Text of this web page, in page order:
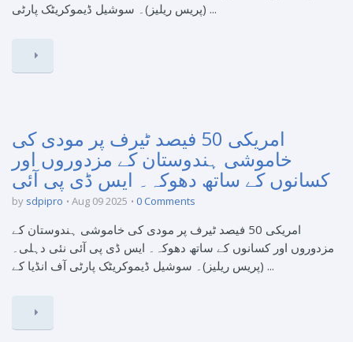
(پریس ریلیز)۔ سوشیل ڈیموکریٹک پارٹی ...
امریکی 50 فیصد ٹیرف پر مودی کی
خاموشی ہندوستان کے مزدوروں اور
کسانوں کے ساتھ دھوکہ۔ ایس ڈی پی آئی
by sdpipro Aug 09 2025 0 Comments
امریکی 50 فیصد ٹیرف پر مودی کی خاموشی ہندوستان کے
مزدوروں اور کسانوں کے ساتھ دھوکہ۔ ایس ڈی پی آئی نئی دہلی۔
(پریس ریلیز)۔ سوشیل ڈیموکریٹک پارٹی آف انڈیا کے ...